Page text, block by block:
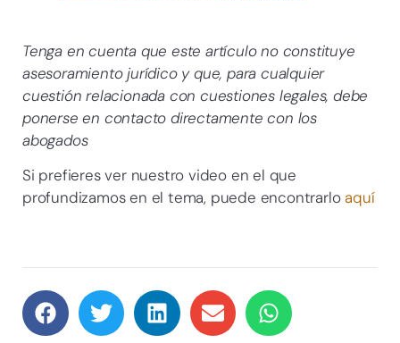
Tenga en cuenta que este artículo no constituye
asesoramiento jurídico y que, para cualquier
cuestión relacionada con cuestiones legales, debe
ponerse en contacto directamente con los
abogados
Si prefieres ver nuestro video en el que
profundizamos en el tema, puede encontrarloaquí